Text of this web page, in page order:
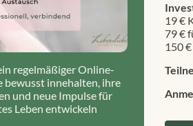
regelmäßiger Online-
bewusst innehalten, ihre
und neue Impulse für
Leben entwickeln
19 €
79 €
150